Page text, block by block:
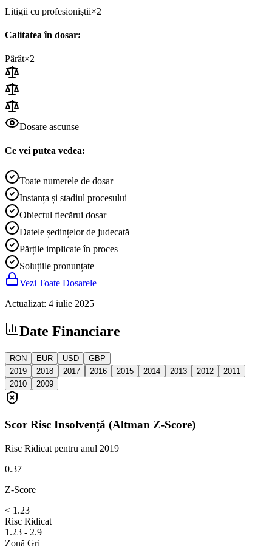
Litigii cu profesioniştii×2
Calitatea în dosar:
Pârât×2
Dosare ascunse
Ce vei putea vedea:
Toate numerele de dosar
Instanța și stadiul procesului
Obiectul fiecărui dosar
Datele ședințelor de judecată
Părțile implicate în proces
Soluțiile pronunțate
Vezi Toate Dosarele
Actualizat: 4 iulie 2025
Date Financiare
RON EUR USD
GBP
2019
2018 2017 2016 2015 2014 2013 2012
2011
2010
2009
Scor Risc Insolvență (Altman Z-Score)
Risc Ridicat pentru anul 2019
0.37
Z-Score
< 1.23
Risc Ridicat
1.23 - 2.9
Zonă Gri